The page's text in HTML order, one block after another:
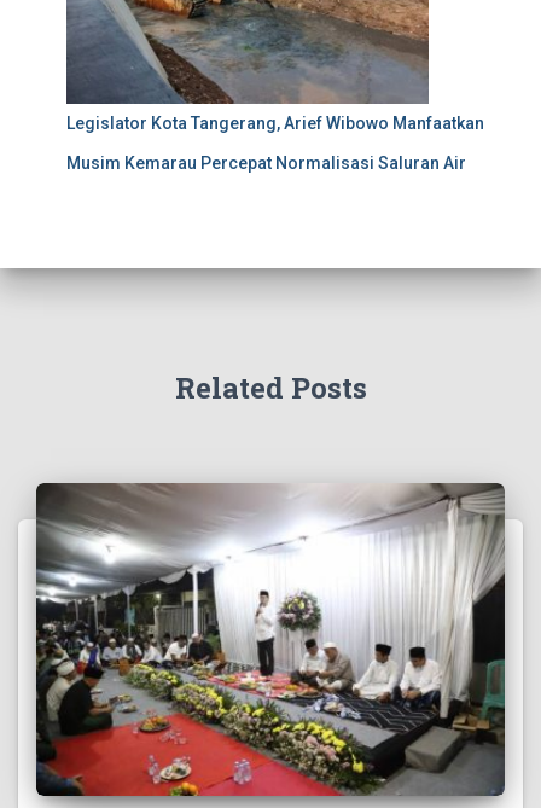
Legislator Kota Tangerang, Arief Wibowo Manfaatkan
Musim Kemarau Percepat Normalisasi Saluran Air
Related Posts